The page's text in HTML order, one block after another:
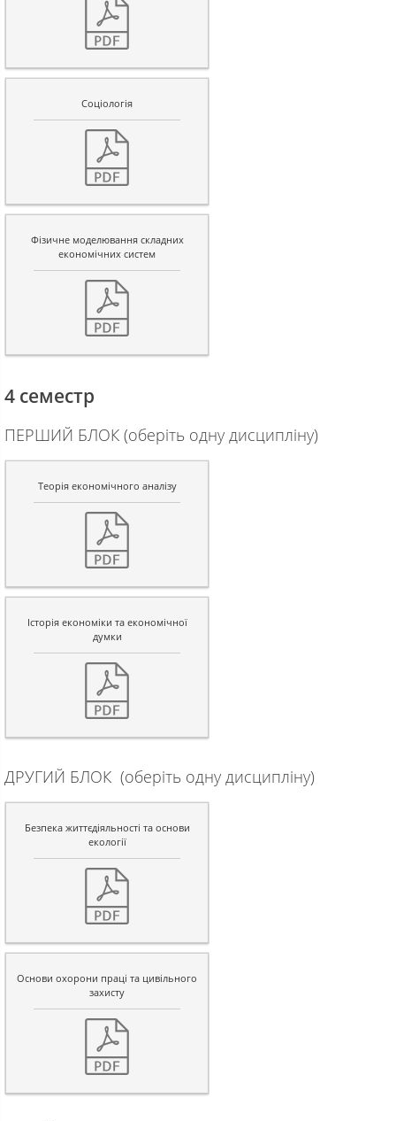
Соціологія
Фізичне моделювання складних
економічних систем
4 семестр
ПЕРШИЙ БЛОК (оберіть одну дисципліну)
Теорія економічного аналізу
Історія економіки та економічної
думки
ДРУГИЙ БЛОК (оберіть одну дисципліну)
Безпека життєдіяльності та основи
екології
Основи охорони праці та цивільного
захисту